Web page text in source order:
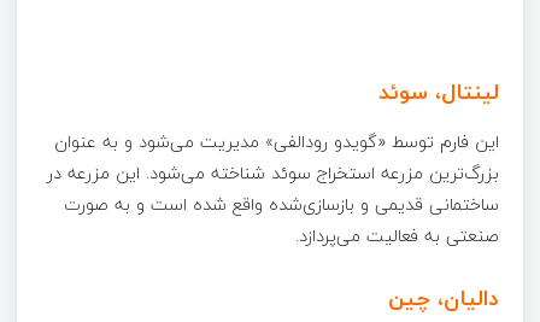
لینتال، سوئد
این فارم توسط «گویدو رودالفی» مدیریت می‌شود و به عنوان
بزرگ‌ترین مزرعه استخراج سوئد شناخته می‌شود. این مزرعه در
ساختمانی قدیمی و بازسازی‌شده واقع شده است و به صورت
صنعتی به فعالیت می‌پردازد.
دالیان، چین